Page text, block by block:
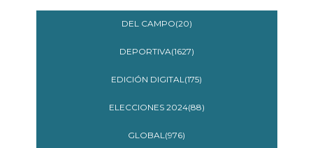
DEL CAMPO(20)
DEPORTIVA(1627)
EDICIÓN DIGITAL(175)
ELECCIONES 2024(88)
GLOBAL(976)